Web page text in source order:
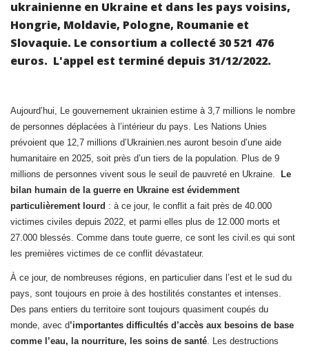
ukrainienne en Ukraine et dans les pays voisins,
Hongrie, Moldavie, Pologne, Roumanie et
Slovaquie. Le consortium a collecté 30 521 476
euros. L'appel est terminé depuis 31/12/2022.
Aujourd’hui, Le gouvernement ukrainien estime à 3,7 millions le nombre
de personnes déplacées à l’intérieur du pays. Les Nations Unies
prévoient que 12,7 millions d’Ukrainien.nes auront besoin d’une aide
humanitaire en 2025, soit près d’un tiers de la population. Plus de 9
millions de personnes vivent sous le seuil de pauvreté en Ukraine.
Le
bilan humain de la guerre en Ukraine est évidemment
particulièrement lourd : à ce jour, le conflit a fait près de 40.000
victimes civiles depuis 2022, et parmi elles plus de 12.000 morts et
27.000 blessés. Comme dans toute guerre, ce sont les civil.es qui sont
les premières victimes de ce conflit dévastateur.
À ce jour, de nombreuses régions, en particulier dans l’est et le sud du
pays, sont toujours en proie à des hostilités constantes et intenses.
Des pans entiers du territoire sont toujours quasiment coupés du
monde, avec d’importantes difficultés d’accès aux besoins de base
comme l’eau, la nourriture, les soins de santé. Les destructions